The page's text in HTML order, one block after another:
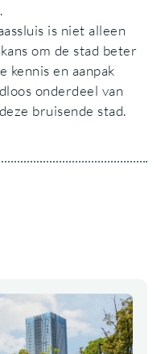
is niet alleen
om de stad beter
kennis en aanpak
onderdeel van
bruisende stad.